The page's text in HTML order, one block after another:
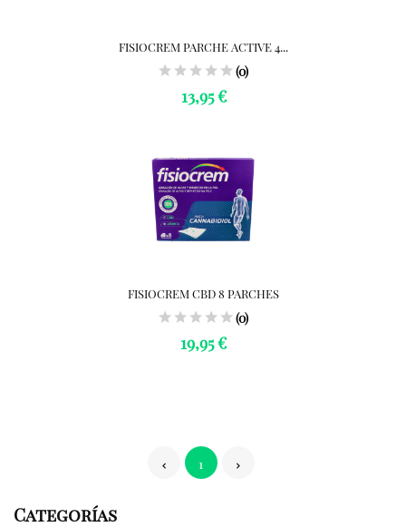
Categorías
FISIOCREM PARCHE ACTIVE 4...
(0)
13,95 €
FISIOCREM CBD 8 PARCHES
(0)
19,95 €
1